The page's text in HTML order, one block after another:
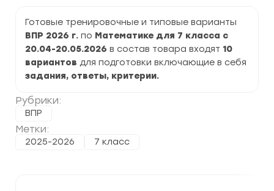
Готовые тренировочные и типовые варианты
ВПР 2026 г. по Математике для 7 класса с
20.04-20.05.2026 в состав товара входят 10
вариантов для подготовки включающие в себя
задания, ответы, критерии.
Рубрики:
ВПР
Метки:
2025-2026 7 класс
задания
и
ответы